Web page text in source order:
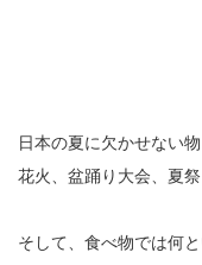
日本の夏に欠かせない
花火、盆踊り大会、夏
そして、食べ物では何